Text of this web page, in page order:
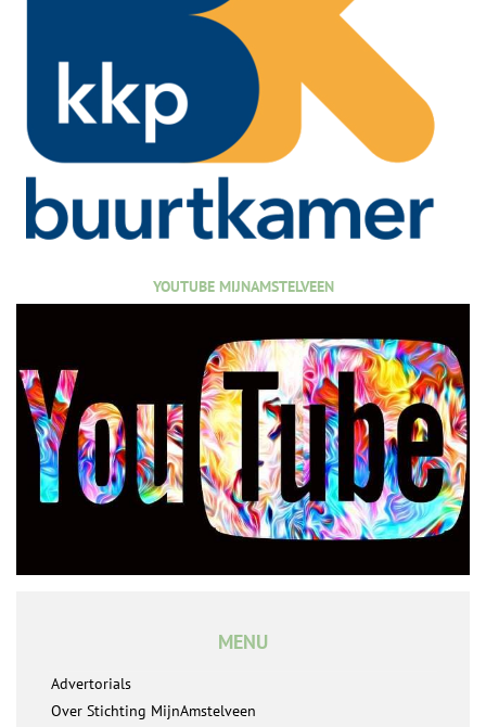
YOUTUBE MIJNAMSTELVEEN
MENU
Advertorials
Over Stichting MijnAmstelveen